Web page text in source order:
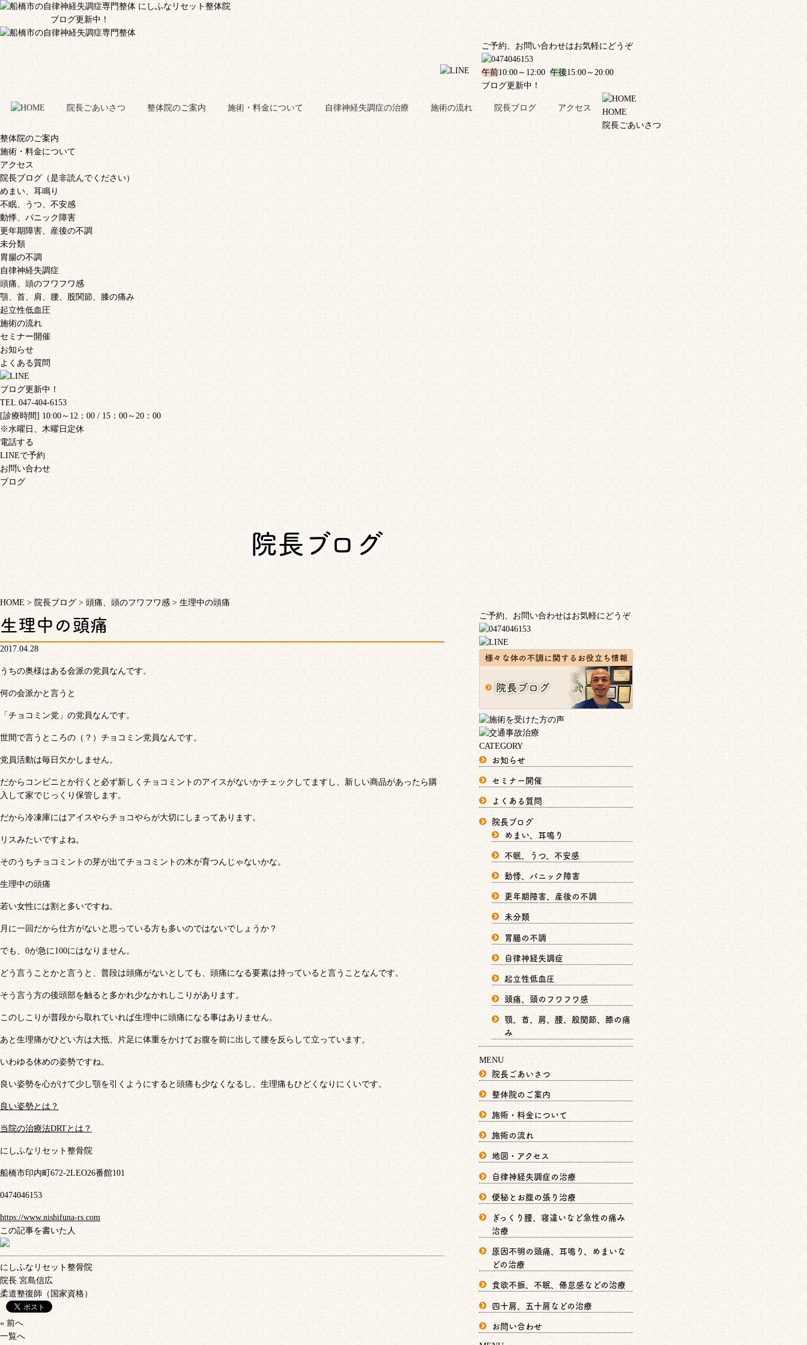
ブログ更新中！
ご予約、お問い合わせはお気軽にどうぞ
午前10:00～12:00 午後15:00～20:00
ブログ更新中！
院長ごあいさつ 整体院のご案内 施術・料金について 自律神経失調症の治療 施術の流れ 院長ブログ アクセス
HOME
院長ごあいさつ
整体院のご案内
施術・料金について
アクセス
院長ブログ（是非読んでください）
めまい、耳鳴り
不眠、うつ、不安感
動悸、パニック障害
更年期障害、産後の不調
未分類
胃腸の不調
自律神経失調症
頭痛、頭のフワフワ感
顎、首、肩、腰、股関節、膝の痛み
起立性低血圧
施術の流れ
セミナー開催
お知らせ
よくある質問
ブログ更新中！
TEL.047-404-6153
[診療時間] 10:00～12：00 / 15：00～20：00
※水曜日、木曜日定休
電話する
LINEで予約
お問い合わせ
ブログ
院長ブログ
HOME > 院長ブログ > 頭痛、頭のフワフワ感 > 生理中の頭痛
生理中の頭痛
2017.04.28
うちの奥様はある会派の党員なんです。
何の会派かと言うと
「チョコミン党」の党員なんです。
世間で言うところの（？）チョコミン党員なんです。
党員活動は毎日欠かしません。
だからコンビニとか行くと必ず新しくチョコミントのアイスがないかチェックしてますし、新しい商品があったら購
入して家でじっくり保管します。
だから冷凍庫にはアイスやらチョコやらが大切にしまってあります。
リスみたいですよね。
そのうちチョコミントの芽が出てチョコミントの木が育つんじゃないかな。
生理中の頭痛
若い女性には割と多いですね。
月に一回だから仕方がないと思っている方も多いのではないでしょうか？
でも、0が急に100にはなりません。
どう言うことかと言うと、普段は頭痛がないとしても、頭痛になる要素は持っていると言うことなんです。
そう言う方の後頭部を触ると多かれ少なかれしこりがあります。
このしこりが普段から取れていれば生理中に頭痛になる事はありません。
あと生理痛がひどい方は大抵、片足に体重をかけてお腹を前に出して腰を反らして立っています。
いわゆる休めの姿勢ですね。
良い姿勢を心がけて少し顎を引くようにすると頭痛も少なくなるし、生理痛もひどくなりにくいです。
良い姿勢とは？
当院の治療法DRTとは？
にしふなリセット整骨院
船橋市印内町672-2LEO26番館101
0474046153
https://www.nishifuna-rs.com
この記事を書いた人
にしふなリセット整骨院
院長 宮島信広
柔道整復師（国家資格）
« 前へ
一覧へ
ご予約、お問い合わせはお気軽にどうぞ
CATEGORY
お知らせ
セミナー開催
よくある質問
院長ブログ
めまい、耳鳴り
不眠、うつ、不安感
動悸、パニック障害
更年期障害、産後の不調
未分類
胃腸の不調
自律神経失調症
起立性低血圧
頭痛、頭のフワフワ感
顎、首、肩、腰、股関節、膝の痛
み
MENU
院長ごあいさつ
整体院のご案内
施術・料金について
施術の流れ
地図・アクセス
自律神経失調症の治療
便秘とお腹の張り治療
ぎっくり腰、寝違いなど急性の痛み
治療
原因不明の頭痛、耳鳴り、めまいな
どの治療
食欲不振、不眠、倦怠感などの治療
四十肩、五十肩などの治療
お問い合わせ